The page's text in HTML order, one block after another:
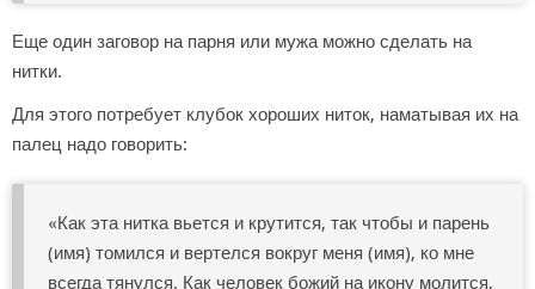
Еще один заговор на парня или мужа можно сделать на
нитки.
Для этого потребует клубок хороших ниток, наматывая их на
палец надо говорить:
«Как эта нитка вьется и крутится, так чтобы и парень
(имя) томился и вертелся вокруг меня (имя), ко мне
всегда тянулся. Как человек божий на икону молится,